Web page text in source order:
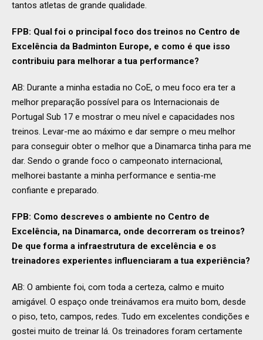
tantos atletas de grande qualidade.
FPB: Qual foi o principal foco dos treinos no Centro de
Excelência da Badminton Europe, e como é que isso
contribuiu para melhorar a tua performance?
AB: Durante a minha estadia no CoE, o meu foco era ter a
melhor preparação possível para os Internacionais de
Portugal Sub 17 e mostrar o meu nível e capacidades nos
treinos. Levar-me ao máximo e dar sempre o meu melhor
para conseguir obter o melhor que a Dinamarca tinha para me
dar. Sendo o grande foco o campeonato internacional,
melhorei bastante a minha performance e sentia-me
confiante e preparado.
FPB: Como descreves o ambiente no Centro de
Excelência, na Dinamarca, onde decorreram os treinos?
De que forma a infraestrutura de excelência e os
treinadores experientes influenciaram a tua experiência?
AB: O ambiente foi, com toda a certeza, calmo e muito
amigável. O espaço onde treinávamos era muito bom, desde
o piso, teto, campos, redes. Tudo em excelentes condições e
gostei muito de treinar lá. Os treinadores foram certamente